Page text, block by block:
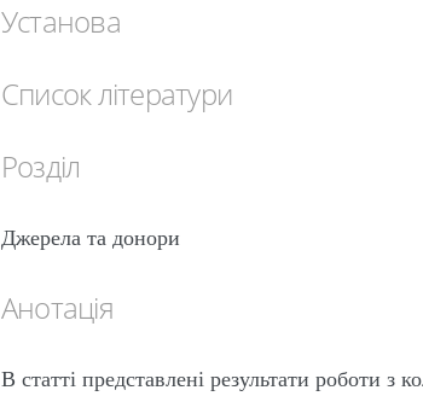
Установа
Список літератури
Розділ
Джерела та донори
Анотація
В статті представлені результати роботи з